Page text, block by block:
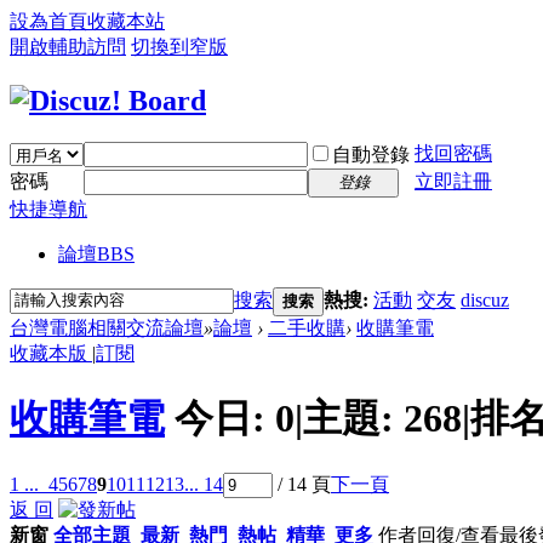
設為首頁收藏本站
開啟輔助訪問 切換到窄版
自動登錄 找回密碼
密碼
登錄
立即註冊
快捷導航
論壇BBS
搜索 搜索 熱搜: 活動 交友 discuz
台灣電腦相關交流論壇»論壇 › 二手收購› 收購筆電
收藏本版 |訂閱
收購筆電 今日: 0|主題: 268|排
1 ... 4567891011 1213... 14 / 14 頁下一頁
返 回
新窗 全部主題 最新 熱門 熱帖 精華 更多 作者回復/查看最後